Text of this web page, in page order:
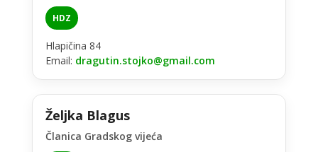
HDZ
Hlapičina 84
Email: dragutin.stojko@gmail.com
Željka Blagus
Članica Gradskog vijeća